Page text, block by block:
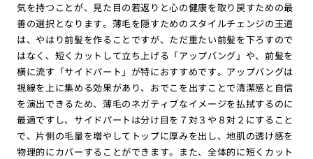
気を持つことが、見た目の若返りと心の健康を取り戻すための最
善の選択となります。薄毛を隠すためのスタイルチェンジの王道
は、やはり前髪を作ることですが、ただ重たい前髪を下ろすので
はなく、短くカットして立ち上げる「アップバング」や、前髪を
横に流す「サイドパート」が特におすすめです。アップバングは
視線を上に集める効果があり、おでこを出すことで清潔感と自信
を演出できるため、薄毛のネガティブなイメージを払拭するのに
最適ですし、サイドパートは分け目を７対３や８対２にすること
で、片側の毛量を増やしてトップに厚みを出し、地肌の透け感を
物理的にカバーすることができます。また、全体的に短くカット